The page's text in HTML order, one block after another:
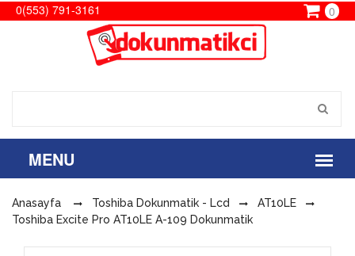
0(553) 791-3161 0
Anasayfa Toshiba Dokunmatik - Lcd
AT10LE
Toshiba Excite Pro AT10LE A-109 Dokunmatik